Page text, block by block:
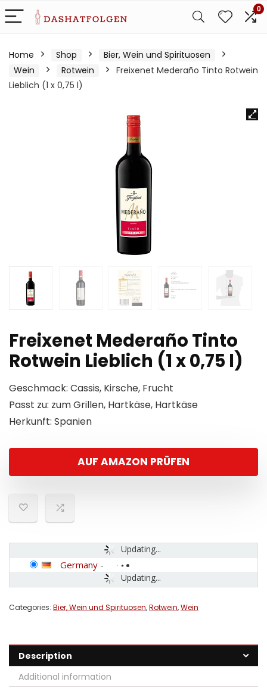
0
Home Shop
Bier, Wein und Spirituosen
Wein
Rotwein
Freixenet Mederaño Tinto Rotwein
Lieblich (1 x 0,75 l)
Freixenet Mederaño Tinto
Rotwein Lieblich (1 x 0,75 l)
Geschmack: Cassis, Kirsche, Frucht
Passt zu: zum Grillen, Hartkäse, Hartkäse
Herkunft: Spanien
AUF AMAZON PRÜFEN
Updating...
Updating...
Germany -
Categories: Bier, Wein und Spirituosen,Rotwein,Wein
Description
Additional information